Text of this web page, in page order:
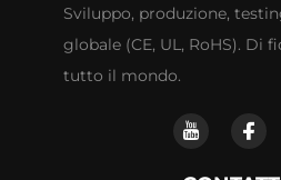
Sviluppo, produzione,
globale (CE, UL, RoHS). Di
tutto il mondo.